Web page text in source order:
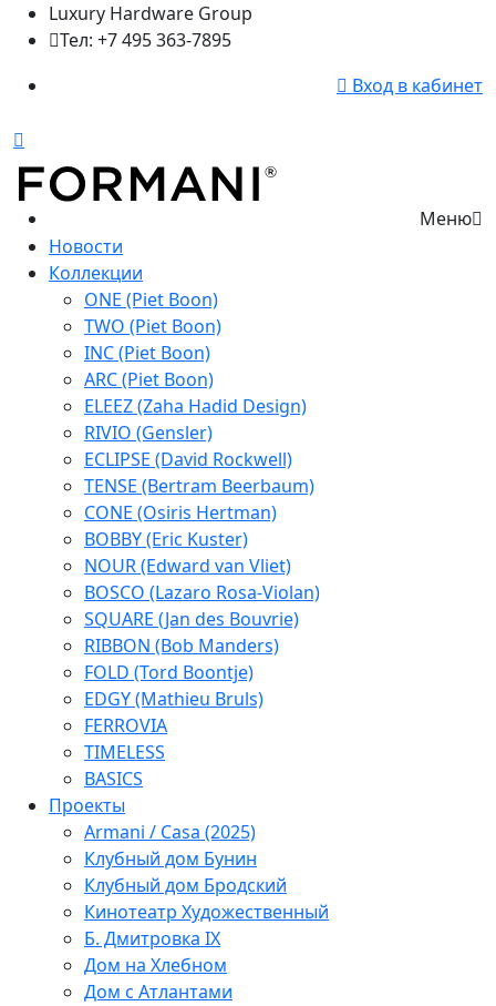
Luxury Hardware Group
Тел: +7 495 363-7895
Вход в кабинет
Меню
Новости
Коллекции
ONE (Piet Boon)
TWO (Piet Boon)
INC (Piet Boon)
ARC (Piet Boon)
ELEEZ (Zaha Hadid Design)
RIVIO (Gensler)
ECLIPSE (David Rockwell)
TENSE (Bertram Beerbaum)
CONE (Osiris Hertman)
BOBBY (Eric Kuster)
NOUR (Edward van Vliet)
BOSCO (Lazaro Rosa-Violan)
SQUARE (Jan des Bouvrie)
RIBBON (Bob Manders)
FOLD (Tord Boontje)
EDGY (Mathieu Bruls)
FERROVIA
TIMELESS
BASICS
Проекты
Armani / Casa (2025)
Клубный дом Бунин
Клубный дом Бродский
Кинотеатр Художественный
Б. Дмитровка IX
Дом на Хлебном
Дом с Атлантами